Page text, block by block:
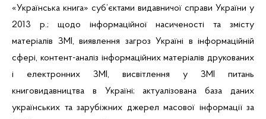
«Українська книга» суб’єктами видавничої справи України у
2013 р.; щодо інформаційної насиченості та змісту
матеріалів ЗМІ, виявлення загроз Україні в інформаційній
сфері, контент-аналіз інформаційних матеріалів друкованих
і електронних ЗМІ, висвітлення у ЗМІ питань
книговидавництва в Україні; актуалізована база даних
українських та зарубіжних джерел масової інформації за